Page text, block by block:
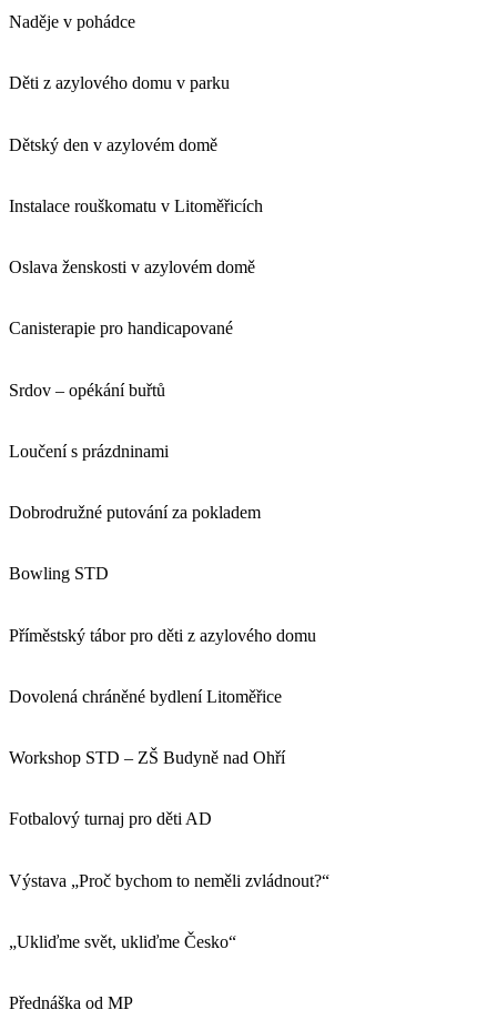
Naděje v pohádce
Děti z azylového domu v parku
Dětský den v azylovém domě
Instalace rouškomatu v Litoměřicích
Oslava ženskosti v azylovém domě
Canisterapie pro handicapované
Srdov – opékání buřtů
Loučení s prázdninami
Dobrodružné putování za pokladem
Bowling STD
Příměstský tábor pro děti z azylového domu
Dovolená chráněné bydlení Litoměřice
Workshop STD – ZŠ Budyně nad Ohří
Fotbalový turnaj pro děti AD
Výstava „Proč bychom to neměli zvládnout?“
„Ukliďme svět, ukliďme Česko“
Přednáška od MP